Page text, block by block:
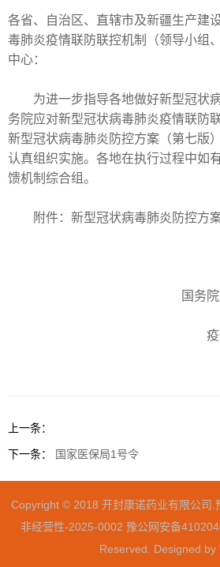
各省、自治区、直辖市及新疆生产建
毒肺炎疫情联防联控机制（领导小组
中心：
为进一步指导各地做好新型冠状病
务院应对新型冠状病毒肺炎疫情联防
新型冠状病毒肺炎防控方案（第七版
认真组织实施。各地在执行过程中如
馈机制综合组。
附件：新型冠状病毒肺炎防控方案
国务
上一条：
下一条： 国家医保局1号令
Copyright © 2018 开封康诺药业有限公司.
非经营性-2025-0002 豫公网安备
Reserved. Designed by